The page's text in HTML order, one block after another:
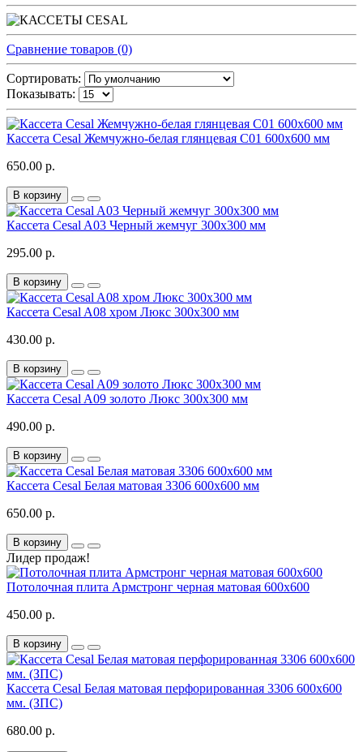
Сравнение товаров (0)
Сортировать:
Показывать:
Кассета Cesal Жемчужно-белая глянцевая C01 600x600 мм
650.00 р.
В корзину
Кассета Cesal A03 Черный жемчуг 300x300 мм
295.00 р.
В корзину
Кассета Cesal A08 хром Люкс 300x300 мм
430.00 р.
В корзину
Кассета Cesal A09 золото Люкс 300x300 мм
490.00 р.
В корзину
Кассета Cesal Белая матовая 3306 600x600 мм
650.00 р.
В корзину
Лидер продаж!
Потолочная плита Армстронг черная матовая 600х600
450.00 р.
В корзину
Кассета Cesal Белая матовая перфорированная 3306 600x600
мм. (ЗПС)
680.00 р.